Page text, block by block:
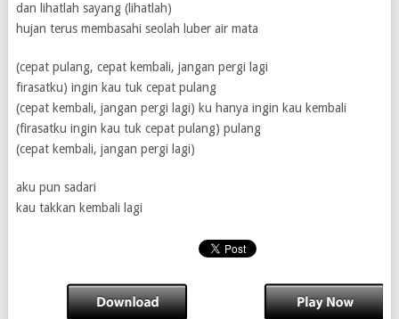
dan lihatlah sayang (lihatlah)
hujan terus membasahi seolah luber air mata
(cepat pulang, cepat kembali, jangan pergi lagi
firasatku) ingin kau tuk cepat pulang
(cepat kembali, jangan pergi lagi) ku hanya ingin kau kembali
(firasatku ingin kau tuk cepat pulang) pulang
(cepat kembali, jangan pergi lagi)
aku pun sadari
kau takkan kembali lagi